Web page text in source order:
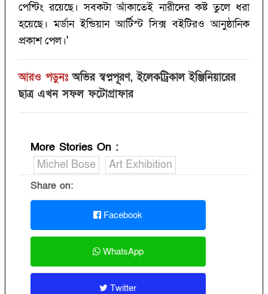
পেন্টিং রয়েছে। সবকটা আঁকাতেই নারীদের কষ্ট তুলে ধরা
হয়েছে। মর্ডান ইন্ডিয়ান আর্টিস্ট সিক্স বইটিরও আনুষ্ঠানিক
প্রকাশ পেল।'
আরও পড়ুনঃ অভির স্বপ্নপূরণ, ইলেকট্রিকাল ইঞ্জিনিয়ারের
ছাত্র এখন সফল ফটোগ্রাফার
More Stories On :
Michel Bose
Art Exhibition
Share on:
Facebook
WhatsApp
Twitter